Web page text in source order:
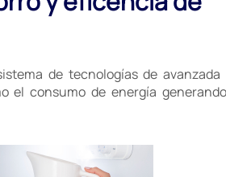
de tecnologías de avanzada
el consumo de energía